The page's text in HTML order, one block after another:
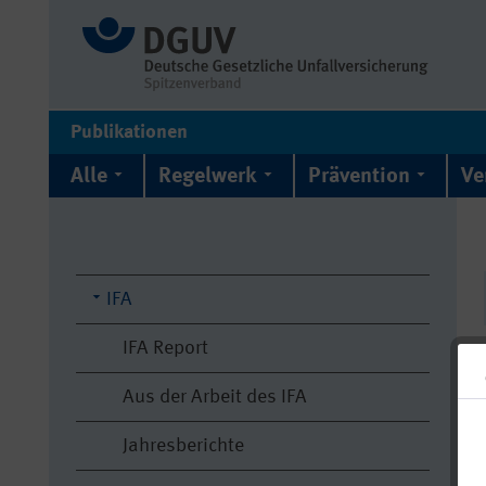
Publikationen
Alle Regelwerk Prävention
IFA
IFA Report
Aus der Arbeit des IFA
Jahresberichte